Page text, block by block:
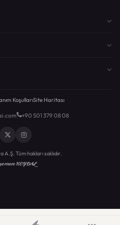
KoşullarıSite Haritası
+90 501 379 08 08
Tüm hakları saklıdır.
KEYDAL